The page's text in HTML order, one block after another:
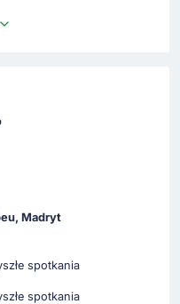
Madryt
spotkania
spotkania